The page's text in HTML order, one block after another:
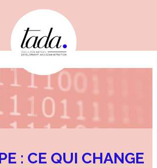
: CE QUI CHANGE